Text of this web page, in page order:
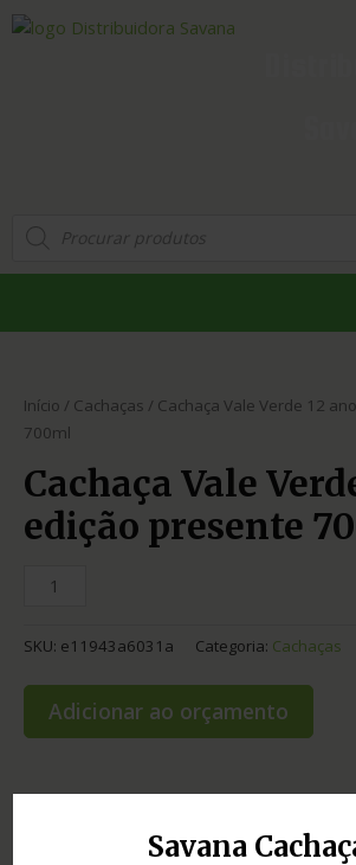
Savana
Início / Cachaças / Cachaça Vale Verde 12
700ml
Cachaça Vale
edição presente
SKU: e11943a6031a Categoria: Cachaças
Adicionar ao orçamento